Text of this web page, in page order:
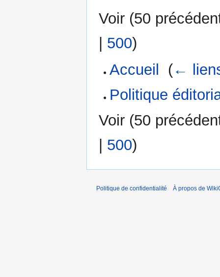
Voir (50
| 500)
Accueil
(←
Politique
Voir (50
| 500)
Politique de confidentialité À propos de